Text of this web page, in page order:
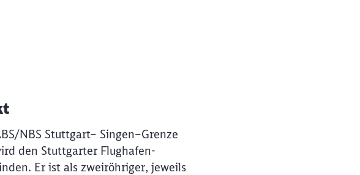
NBS Stuttgart– Singen–Grenze
den Stuttgarter Flughafen-
Er ist als zweiröhriger, jeweils